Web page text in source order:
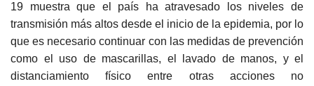
19 muestra que el país ha atravesado los niveles de
transmisión más altos desde el inicio de la epidemia, por lo
que es necesario continuar con las medidas de prevención
como el uso de mascarillas, el lavado de manos, y el
distanciamiento físico entre otras acciones no